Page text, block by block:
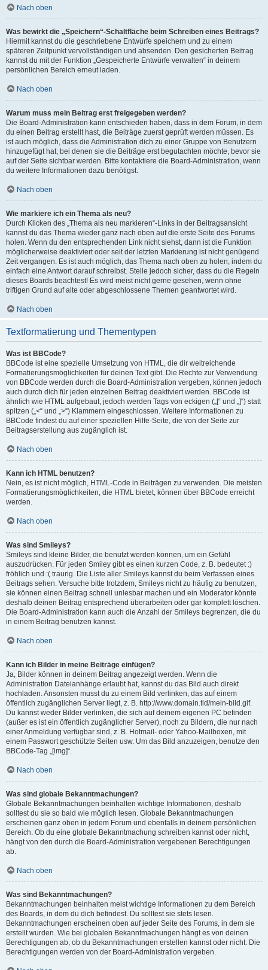
Nach oben
Was bewirkt die „Speichern“-Schaltfläche beim Schreiben eines Beitrags?
Hiermit kannst du die geschriebene Entwürfe speichern und zu einem
späteren Zeitpunkt vervollständigen und absenden. Den gesicherten Beitrag
kannst du mit der Funktion „Gespeicherte Entwürfe verwalten“ in deinem
persönlichen Bereich erneut laden.
Nach oben
Warum muss mein Beitrag erst freigegeben werden?
Die Board-Administration kann entschieden haben, dass in dem Forum, in dem
du einen Beitrag erstellt hast, die Beiträge zuerst geprüft werden müssen. Es
ist auch möglich, dass die Administration dich zu einer Gruppe von Benutzern
hinzugefügt hat, bei denen sie die Beiträge erst begutachten möchte, bevor sie
auf der Seite sichtbar werden. Bitte kontaktiere die Board-Administration, wenn
du weitere Informationen dazu benötigst.
Nach oben
Wie markiere ich ein Thema als neu?
Durch Klicken des „Thema als neu markieren“-Links in der Beitragsansicht
kannst du das Thema wieder ganz nach oben auf die erste Seite des Forums
holen. Wenn du den entsprechenden Link nicht siehst, dann ist die Funktion
möglicherweise deaktiviert oder seit der letzten Markierung ist nicht genügend
Zeit vergangen. Es ist auch möglich, das Thema nach oben zu holen, indem du
einfach eine Antwort darauf schreibst. Stelle jedoch sicher, dass du die Regeln
dieses Boards beachtest! Es wird meist nicht gerne gesehen, wenn ohne
triftigen Grund auf alte oder abgeschlossene Themen geantwortet wird.
Nach oben
Textformatierung und Thementypen
Was ist BBCode?
BBCode ist eine spezielle Umsetzung von HTML, die dir weitreichende
Formatierungsmöglichkeiten für deinen Text gibt. Die Rechte zur Verwendung
von BBCode werden durch die Board-Administration vergeben, können jedoch
auch durch dich für jeden einzelnen Beitrag deaktiviert werden. BBCode ist
ähnlich wie HTML aufgebaut, jedoch werden Tags von eckigen („[“ und „]“) statt
spitzen („<“ und „>“) Klammern eingeschlossen. Weitere Informationen zu
BBCode findest du auf einer speziellen Hilfe-Seite, die von der Seite zur
Beitragserstellung aus zugänglich ist.
Nach oben
Kann ich HTML benutzen?
Nein, es ist nicht möglich, HTML-Code in Beiträgen zu verwenden. Die meisten
Formatierungsmöglichkeiten, die HTML bietet, können über BBCode erreicht
werden.
Nach oben
Was sind Smileys?
Smileys sind kleine Bilder, die benutzt werden können, um ein Gefühl
auszudrücken. Für jeden Smiley gibt es einen kurzen Code, z. B. bedeutet :)
fröhlich und :( traurig. Die Liste aller Smileys kannst du beim Verfassen eines
Beitrags sehen. Versuche bitte trotzdem, Smileys nicht zu häufig zu benutzen,
sie können einen Beitrag schnell unlesbar machen und ein Moderator könnte
deshalb deinen Beitrag entsprechend überarbeiten oder gar komplett löschen.
Die Board-Administration kann auch die Anzahl der Smileys begrenzen, die du
in einem Beitrag benutzen kannst.
Nach oben
Kann ich Bilder in meine Beiträge einfügen?
Ja, Bilder können in deinem Beitrag angezeigt werden. Wenn die
Administration Dateianhänge erlaubt hat, kannst du das Bild auch direkt
hochladen. Ansonsten musst du zu einem Bild verlinken, das auf einem
öffentlich zugänglichen Server liegt, z. B. http://www.domain.tld/mein-bild.gif.
Du kannst weder Bilder verlinken, die sich auf deinem eigenen PC befinden
(außer es ist ein öffentlich zugänglicher Server), noch zu Bildern, die nur nach
einer Anmeldung verfügbar sind, z. B. Hotmail- oder Yahoo-Mailboxen, mit
einem Passwort geschützte Seiten usw. Um das Bild anzuzeigen, benutze den
BBCode-Tag „[img]“.
Nach oben
Was sind globale Bekanntmachungen?
Globale Bekanntmachungen beinhalten wichtige Informationen, deshalb
solltest du sie so bald wie möglich lesen. Globale Bekanntmachungen
erscheinen ganz oben in jedem Forum und ebenfalls in deinem persönlichen
Bereich. Ob du eine globale Bekanntmachung schreiben kannst oder nicht,
hängt von den durch die Board-Administration vergebenen Berechtigungen
ab.
Nach oben
Was sind Bekanntmachungen?
Bekanntmachungen beinhalten meist wichtige Informationen zu dem Bereich
des Boards, in dem du dich befindest. Du solltest sie stets lesen.
Bekanntmachungen erscheinen oben auf jeder Seite des Forums, in dem sie
erstellt wurden. Wie bei globalen Bekanntmachungen hängt es von deinen
Berechtigungen ab, ob du Bekanntmachungen erstellen kannst oder nicht. Die
Berechtigungen werden von der Board-Administration vergeben.